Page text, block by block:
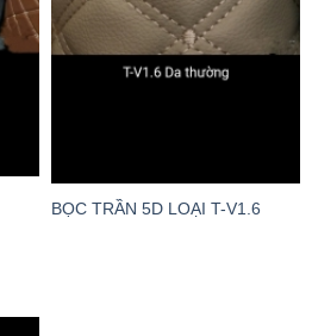
BỌC TRẦN 5D LOẠI T-V1.6